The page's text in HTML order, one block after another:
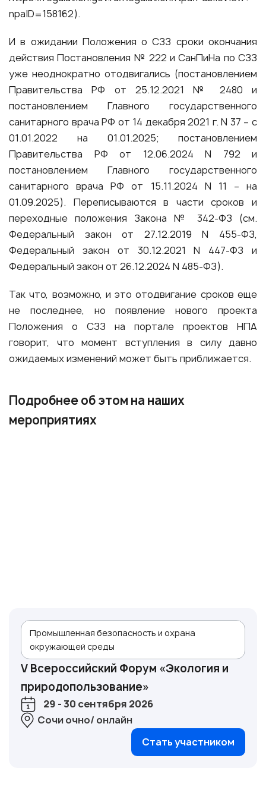
npaID=158162).
И в ожидании Положения о СЗЗ сроки окончания
действия Постановления № 222 и СанПиНа по СЗЗ
уже неоднократно отодвигались (постановлением
Правительства РФ от 25.12.2021 № 2480 и
постановлением Главного государственного
санитарного врача РФ от 14 декабря 2021 г. N 37 – с
01.01.2022 на 01.01.2025; постановлением
Правительства РФ от 12.06.2024 N 792 и
постановлением Главного государственного
санитарного врача РФ от 15.11.2024 N 11 – на
01.09.2025). Переписываются в части сроков и
переходные положения Закона № 342-ФЗ (см.
Федеральный закон от 27.12.2019 N 455-ФЗ,
Федеральный закон от 30.12.2021 N 447-ФЗ и
Федеральный закон от 26.12.2024 N 485-ФЗ).
Так что, возможно, и это отодвигание сроков еще
не последнее, но появление нового проекта
Положения о СЗЗ на портале проектов НПА
говорит, что момент вступления в силу давно
ожидаемых изменений может быть приближается.
Подробнее об этом на наших
мероприятиях
Промышленная безопасность и охрана
окружающей среды
V Всероссийский Форум «Экология и
природопользование»
29 - 30 сентября 2026
Сочи очно/ онлайн
Стать участником